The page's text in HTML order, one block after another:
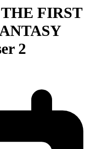
FIRST
2